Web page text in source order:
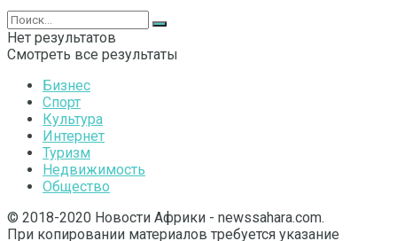
Нет результатов
Смотреть все результаты
Бизнес
Спорт
Культура
Интернет
Туризм
Недвижимость
Общество
© 2018-2020 Новости Африки - newssahara.com.
При копировании материалов требуется указание